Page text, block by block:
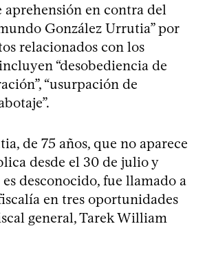
aprehensión en contra del
González Urrutia” por
relacionados con los
“desobediencia de
“usurpación de
de 75 años, que no aparece
desde el 30 de julio y
desconocido, fue llamado a
en tres oportunidades
general, Tarek William